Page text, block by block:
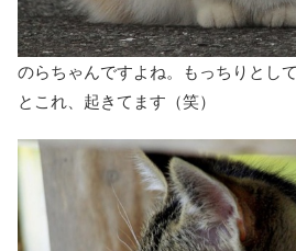
のらちゃんですよね。もっちりとし
とこれ、起きてます（笑）